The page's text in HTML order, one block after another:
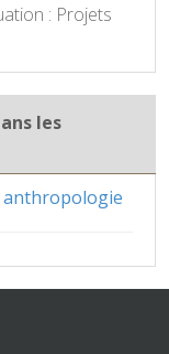
: Projets
les
anthropologie